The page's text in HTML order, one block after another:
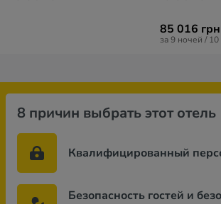
85 016 грн
за 9 ночей /
8 причин выбрать этот отель
Квалифицированный
Безопасность гостей и